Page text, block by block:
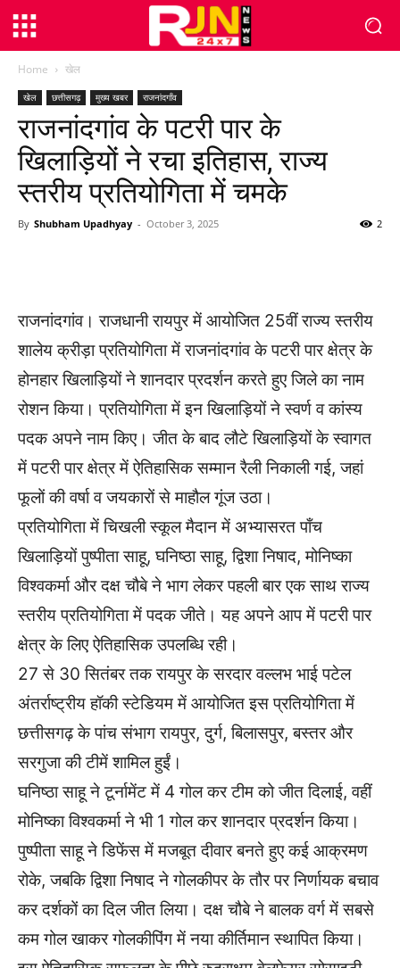
Home खेल
खेल छत्तीसगढ़ मुख्य खबर राजनांदगाँव
राजनांदगांव के पटरी पार के
खिलाड़ियों ने रचा इतिहास, राज्य
स्तरीय प्रतियोगिता में चमके
By Shubham Upadhyay - October 3, 2025 2
राजनांदगांव। राजधानी रायपुर में आयोजित 25वीं राज्य स्तरीय
शालेय क्रीड़ा प्रतियोगिता में राजनांदगांव के पटरी पार क्षेत्र के
होनहार खिलाड़ियों ने शानदार प्रदर्शन करते हुए जिले का नाम
रोशन किया। प्रतियोगिता में इन खिलाड़ियों ने स्वर्ण व कांस्य
पदक अपने नाम किए। जीत के बाद लौटे खिलाड़ियों के स्वागत
में पटरी पार क्षेत्र में ऐतिहासिक सम्मान रैली निकाली गई, जहां
फूलों की वर्षा व जयकारों से माहौल गूंज उठा।
प्रतियोगिता में चिखली स्कूल मैदान में अभ्यासरत पाँच
खिलाड़ियों पुष्पीता साहू, घनिष्ठा साहू, द्विशा निषाद, मोनिष्का
विश्वकर्मा और दक्ष चौबे ने भाग लेकर पहली बार एक साथ राज्य
स्तरीय प्रतियोगिता में पदक जीते। यह अपने आप में पटरी पार
क्षेत्र के लिए ऐतिहासिक उपलब्धि रही।
27 से 30 सितंबर तक रायपुर के सरदार वल्लभ भाई पटेल
अंतर्राष्ट्रीय हॉकी स्टेडियम में आयोजित इस प्रतियोगिता में
छत्तीसगढ़ के पांच संभाग रायपुर, दुर्ग, बिलासपुर, बस्तर और
सरगुजा की टीमें शामिल हुईं।
घनिष्ठा साहू ने टूर्नामेंट में 4 गोल कर टीम को जीत दिलाई, वहीं
मोनिष्का विश्वकर्मा ने भी 1 गोल कर शानदार प्रदर्शन किया।
पुष्पीता साहू ने डिफेंस में मजबूत दीवार बनते हुए कई आक्रमण
रोके, जबकि द्विशा निषाद ने गोलकीपर के तौर पर निर्णायक बचाव
कर दर्शकों का दिल जीत लिया। दक्ष चौबे ने बालक वर्ग में सबसे
कम गोल खाकर गोलकीपिंग में नया कीर्तिमान स्थापित किया।